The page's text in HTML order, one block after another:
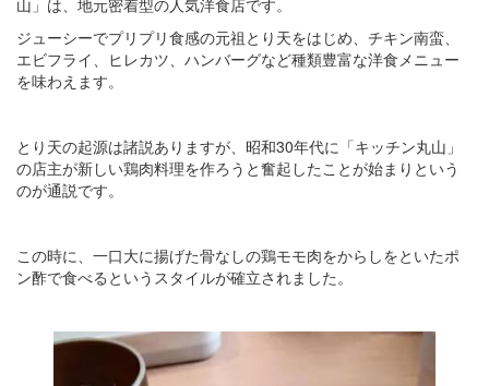
山」は、地元密着型の人気洋食店です。
ジューシーでプリプリ食感の元祖とり天をはじめ、チキン南蛮、
エビフライ、ヒレカツ、ハンバーグなど種類豊富な洋食メニュー
を味わえます。
とり天の起源は諸説ありますが、昭和30年代に「キッチン丸山」
の店主が新しい鶏肉料理を作ろうと奮起したことが始まりという
のが通説です。
この時に、一口大に揚げた骨なしの鶏モモ肉をからしをといたポ
ン酢で食べるというスタイルが確立されました。